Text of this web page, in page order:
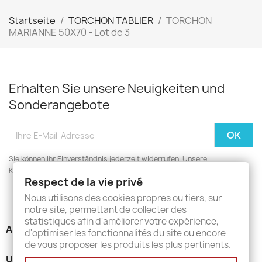
Startseite TORCHON TABLIER
TORCHON
MARIANNE 50X70 - Lot de 3
Erhalten Sie unsere Neuigkeiten und
Sonderangebote
Sie können Ihr Einverständnis jederzeit widerrufen. Unsere
Kontaktinformationen finden Sie u. a. in der Datenschutzerklärung.
ARTIKEL
UNTERNEHMEN
Respect de la vie privé
Nous utilisons des cookies propres ou tiers, sur
notre site, permettant de collecter des
statistiques afin d'améliorer votre expérience,
d'optimiser les fonctionnalités du site ou encore
de vous proposer les produits les plus pertinents.